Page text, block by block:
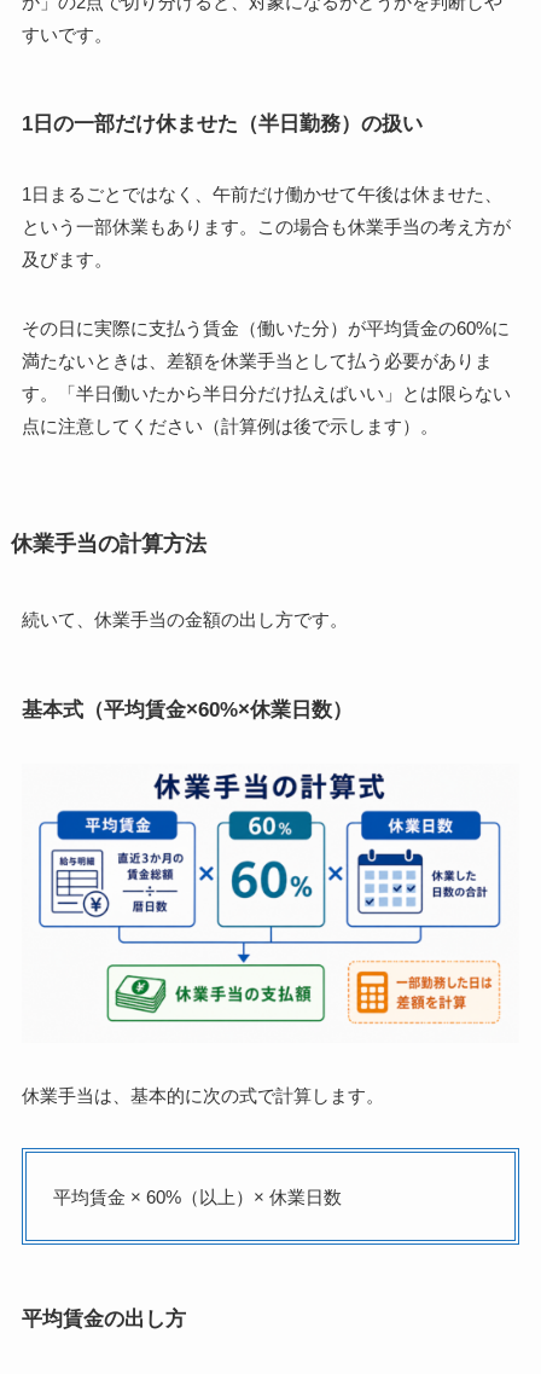
すいです。
1日の一部だけ休ませた（半日勤務）の扱い
1日まるごとではなく、午前だけ働かせて午後は休ませた、
という一部休業もあります。この場合も休業手当の考え方が
及びます。
その日に実際に支払う賃金（働いた分）が平均賃金の60%に
満たないときは、差額を休業手当として払う必要がありま
す。「半日働いたから半日分だけ払えばいい」とは限らない
点に注意してください（計算例は後で示します）。
休業手当の計算方法
続いて、休業手当の金額の出し方です。
基本式（平均賃金×60%×休業日数）
休業手当は、基本的に次の式で計算します。
平均賃金 × 60%（以上）× 休業日数
平均賃金の出し方